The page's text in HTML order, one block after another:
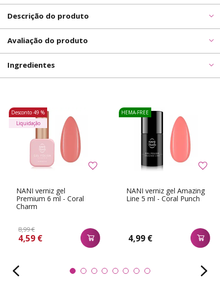
Descrição do produto
Avaliação do produto
Ingredientes
NANI verniz gel
Premium 6 ml - Coral
Charm
8,99 €
4,59 €
Desconto 49 %
Liquidação
NANI verniz gel Amazing
Line 5 ml - Coral Punch
4,99 €
HEMA-FREE